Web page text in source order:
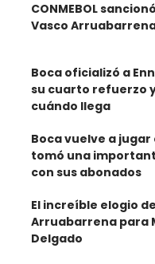
CONMEBOL
Vasco
Boca oficializó a
su cuarto refuerzo
cuándo llega
Boca vuelve a jugar
tomó una
con sus abonados
El increíble elogio
Arruabarrena para
Delgado